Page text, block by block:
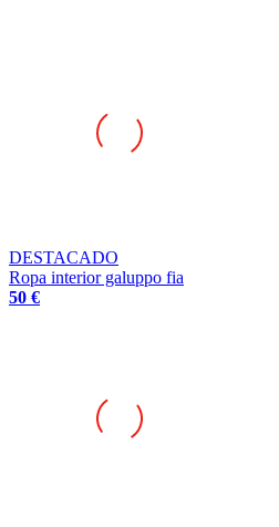
DESTACADO
Ropa interior galuppo fia
50 €